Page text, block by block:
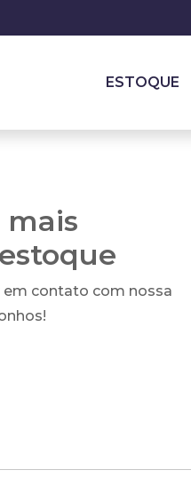
ESTOQUE
mais
em contato com nossa